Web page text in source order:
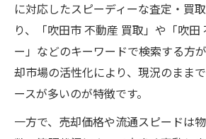
に対応したスピーディーな査定・買
り、「吹田市 不動産 買取」や「吹田
ー」などのキーワードで検索する方
却市場の活性化により、現況のまま
ースが多いのが特徴です。
一方で、売却価格や流通スピードは